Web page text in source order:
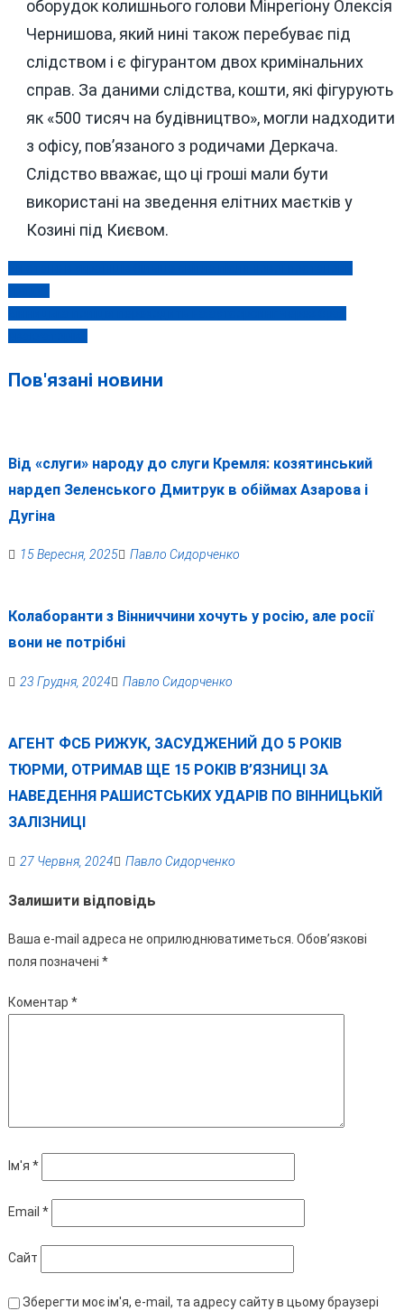
оборудок колишнього голови Мінрегіону Олексія
Чернишова, який нині також перебуває під
слідством і є фігурантом двох кримінальних
справ. За даними слідства, кошти, які фігурують
як «500 тисяч на будівництво», могли надходити
з офісу, пов’язаного з родичами Деркача.
Слідство вважає, що ці гроші мали бути
використані на зведення елітних маєтків у
Козині під Києвом.
Навігація
записів
Пов'язані новини
Від «слуги» народу до слуги Кремля: козятинський
нардеп Зеленського Дмитрук в обіймах Азарова і
Дугіна
15 Вересня, 2025 Павло Сидорченко
Колаборанти з Вінниччини хочуть у росію, але росії
вони не потрібні
23 Грудня, 2024 Павло Сидорченко
АГЕНТ ФСБ РИЖУК, ЗАСУДЖЕНИЙ ДО 5 РОКІВ
ТЮРМИ, ОТРИМАВ ЩЕ 15 РОКІВ В’ЯЗНИЦІ ЗА
НАВЕДЕННЯ РАШИСТСЬКИХ УДАРІВ ПО ВІННИЦЬКІЙ
ЗАЛІЗНИЦІ
27 Червня, 2024 Павло Сидорченко
Залишити відповідь
Ваша e-mail адреса не оприлюднюватиметься. Обов’язкові
поля позначені *
Коментар *
Ім'я *
Email *
Сайт
Зберегти моє ім'я, e-mail, та адресу сайту в цьому браузері